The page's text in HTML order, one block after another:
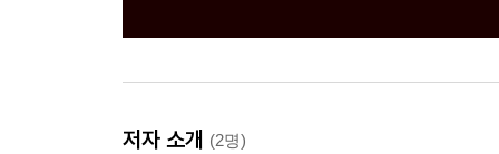
저자 소개 (2명)